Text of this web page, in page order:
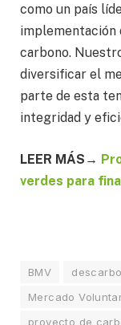
como un país
implementación
carbono.
diversificar el
parte de esta
integridad y
LEER MÁS→
verdes para
BMV
Mercado
proyecto de